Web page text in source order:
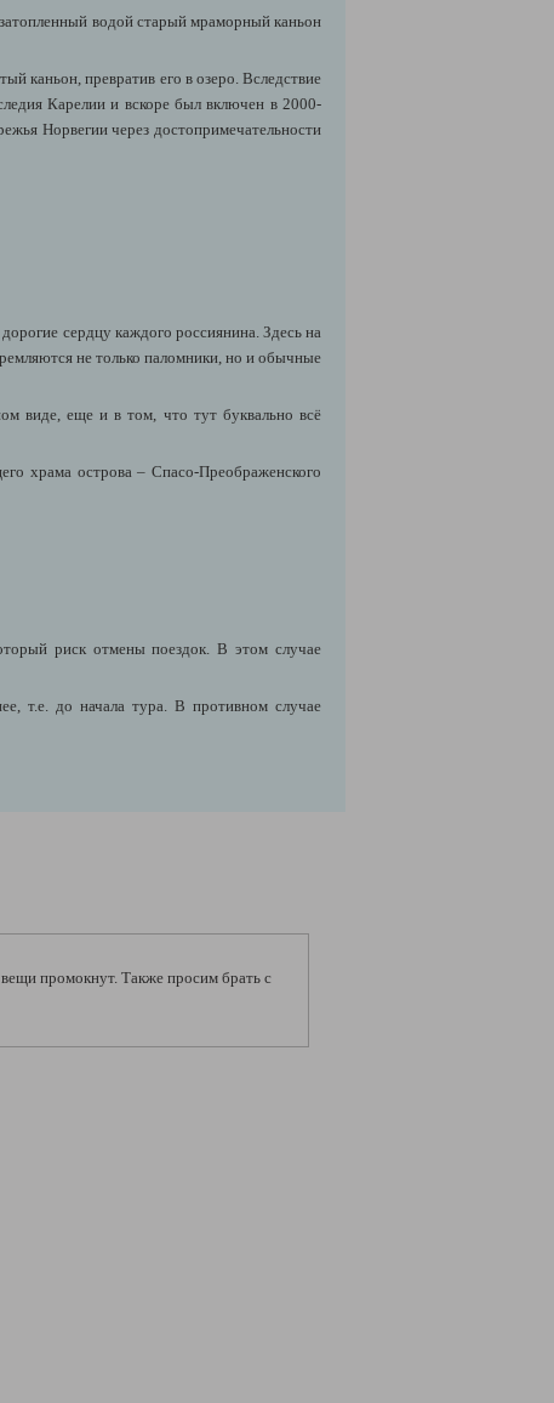
водой старый мраморный каньон
каньон, превратив его в озеро. Вследствие
Карелии и вскоре был включен в 2000-
Норвегии через достопримечательности
сердцу каждого россиянина. Здесь на
не только паломники, но и обычные
виде, еще и в том, что тут буквально всё
храма острова – Спасо-Преображенского
риск отмены поездок. В этом случае
т.е. до начала тура. В противном случае
промокнут. Также просим брать с